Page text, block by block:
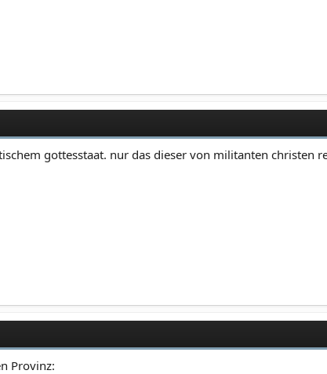
gottesstaat. nur das dieser von militanten christen
Provinz: